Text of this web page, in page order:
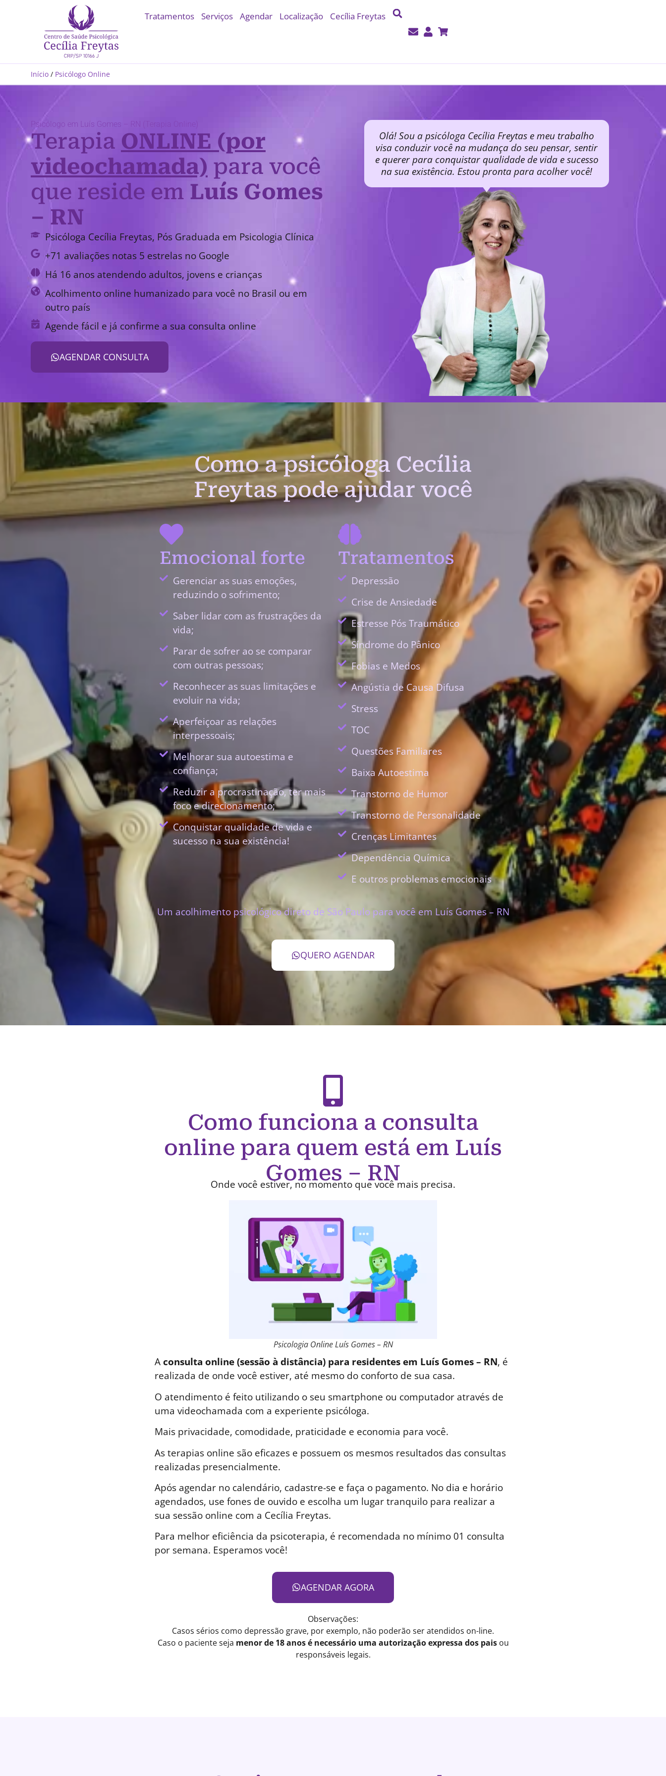
Tratamentos Serviços Agendar Localização Cecília Freytas
Início / Psicólogo Online
Psicólogo em Luís Gomes – RN (Terapia Online)
Terapia ONLINE (por
videochamada) para você
que reside em Luís Gomes
– RN
Psicóloga Cecília Freytas, Pós Graduada em Psicologia Clínica
+71 avaliações notas 5 estrelas no Google
Há 16 anos atendendo adultos, jovens e crianças
Acolhimento online humanizado para você no Brasil ou em
outro país
Agende fácil e já confirme a sua consulta online
AGENDAR CONSULTA
Olá! Sou a psicóloga Cecília Freytas e meu trabalho
visa conduzir você na mudança do seu pensar, sentir
e querer para conquistar qualidade de vida e sucesso
na sua existência. Estou pronta para acolher você!
Como a psicóloga Cecília
Freytas pode ajudar você
Emocional forte
Gerenciar as suas emoções,
reduzindo o sofrimento;
Saber lidar com as frustrações da
vida;
Parar de sofrer ao se comparar
com outras pessoas;
Reconhecer as suas limitações e
evoluir na vida;
Aperfeiçoar as relações
interpessoais;
Melhorar sua autoestima e
confiança;
Reduzir a procrastinação, ter mais
foco e direcionamento;
Conquistar qualidade de vida e
sucesso na sua existência!
Tratamentos
Depressão
Crise de Ansiedade
Estresse Pós Traumático
Síndrome do Pânico
Fobias e Medos
Angústia de Causa Difusa
Stress
TOC
Questões Familiares
Baixa Autoestima
Transtorno de Humor
Transtorno de Personalidade
Crenças Limitantes
Dependência Química
E outros problemas emocionais
Um acolhimento psicológico direto de São Paulo para você em Luís Gomes – RN
QUERO AGENDAR
Como funciona a consulta
online para quem está em Luís
Gomes – RN
Onde você estiver, no momento que você mais precisa.
Psicologia Online Luís Gomes – RN
Aconsulta online (sessão à distância) para residentes em Luís Gomes – RN, é
realizada de onde você estiver, até mesmo do conforto de sua casa.
O atendimento é feito utilizando o seu smartphone ou computador através de
uma videochamada com a experiente psicóloga.
Mais privacidade, comodidade, praticidade e economia para você.
As terapias online são eficazes e possuem os mesmos resultados das consultas
realizadas presencialmente.
Após agendar no calendário, cadastre-se e faça o pagamento. No dia e horário
agendados, use fones de ouvido e escolha um lugar tranquilo para realizar a
sua sessão online com a Cecília Freytas.
Para melhor eficiência da psicoterapia, é recomendada no mínimo 01 consulta
por semana. Esperamos você!
AGENDAR AGORA
Observações:
Casos sérios como depressão grave, por exemplo, não poderão ser atendidos on-line.
Caso o paciente seja menor de 18 anos é necessário uma autorização expressa dos paisou
responsáveis legais.